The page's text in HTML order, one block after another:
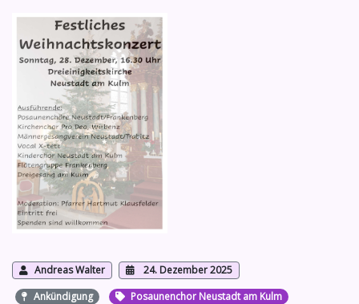
Andreas Walter
24. Dezember 2025
Ankündigung
Posaunenchor Neustadt am Kulm